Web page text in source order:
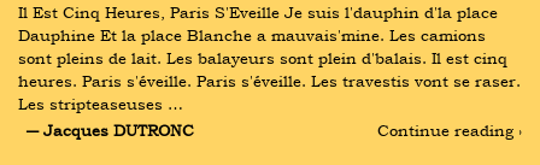
Il Est Cinq Heures, Paris S'Eveille Je suis l'dauphin d'la place
Dauphine Et la place Blanche a mauvais'mine. Les camions
sont pleins de lait. Les balayeurs sont plein d'balais. Il est cinq
heures. Paris s'éveille. Paris s'éveille. Les travestis vont se raser.
Les stripteaseuses …
― Jacques DUTRONC
Continue reading ›